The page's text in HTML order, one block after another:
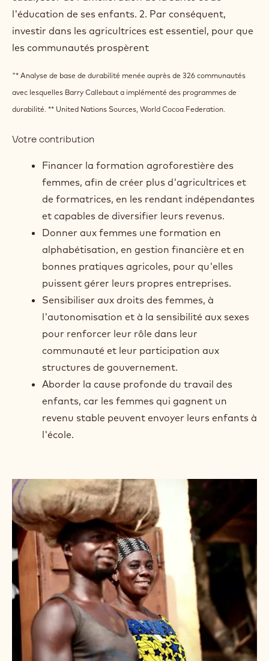
Défis
En Afrique de l'Ouest, seuls 5% environ des
33% ont une activité qui génère des revenus. 1.
Pourtant, prendre soin de leur famille est souvent
une priorité majeure pour eux. Une recherche
l'éducation de ses enfants. 2. Par conséquent,
investir dans les agricultrices est essentiel, pour que
les communautés prospèrent
"* Analyse de base de durabilité menée auprès de 326 communautés
avec lesquelles Barry Callebaut a implémenté des programmes de
durabilité. ** United Nations Sources, World Cocoa Federation.
Votre contribution
Financer la formation agroforestière des
femmes, afin de créer plus d'agricultrices et
de formatrices, en les rendant indépendantes
et capables de diversifier leurs revenus.
Donner aux femmes une formation en
alphabétisation, en gestion financière et en
bonnes pratiques agricoles, pour qu'elles
puissent gérer leurs propres entreprises.
pour renforcer leur rôle dans leur
communauté et leur participation aux
structures de gouvernement.
Aborder la cause profonde du travail des
enfants, car les femmes qui gagnent un
revenu stable peuvent envoyer leurs enfants à
l'école.
+ 3